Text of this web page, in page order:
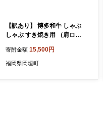
【訳あり】 博多和牛 しゃぶ
しゃぶ すき焼き用 （肩ロー
700g 黒毛和牛 和牛 牛肉 牛
お肉 肉 冷凍 福岡県 岡垣町
寄附金額 15,500円
福岡県岡垣町